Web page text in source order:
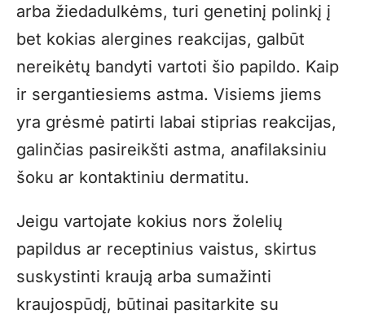
arba žiedadulkėms, turi genetinį polinkį į
bet kokias alergines reakcijas, galbūt
nereikėtų bandyti vartoti šio papildo. Kaip
ir sergantiesiems astma. Visiems jiems
yra grėsmė patirti labai stiprias reakcijas,
galinčias pasireikšti astma, anafilaksiniu
šoku ar kontaktiniu dermatitu.
Jeigu vartojate kokius nors žolelių
papildus ar receptinius vaistus, skirtus
suskystinti kraują arba sumažinti
kraujospūdį, būtinai pasitarkite su